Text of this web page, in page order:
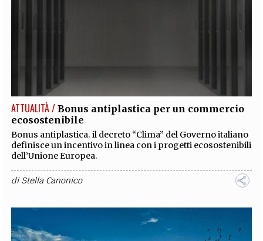
ATTUALITÀ / Bonus antiplastica per un commercio
ecosostenibile
Bonus antiplastica. il decreto “Clima” del Governo italiano
definisce un incentivo in linea con i progetti ecosostenibili
dell’Unione Europea.
diStella Canonico